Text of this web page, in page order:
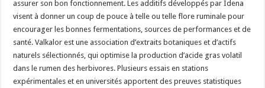
assurer son bon fonctionnement. Les additifs développés par Idena
visent à donner un coup de pouce à telle ou telle flore ruminale pour
encourager les bonnes fermentations, sources de performances et de
santé. Valkalor est une association d’extraits botaniques et d’actifs
naturels sélectionnés, qui optimise la production d’acide gras volatil
dans le rumen des herbivores. Plusieurs essais en stations
expérimentales et en universités apportent des preuves statistiques